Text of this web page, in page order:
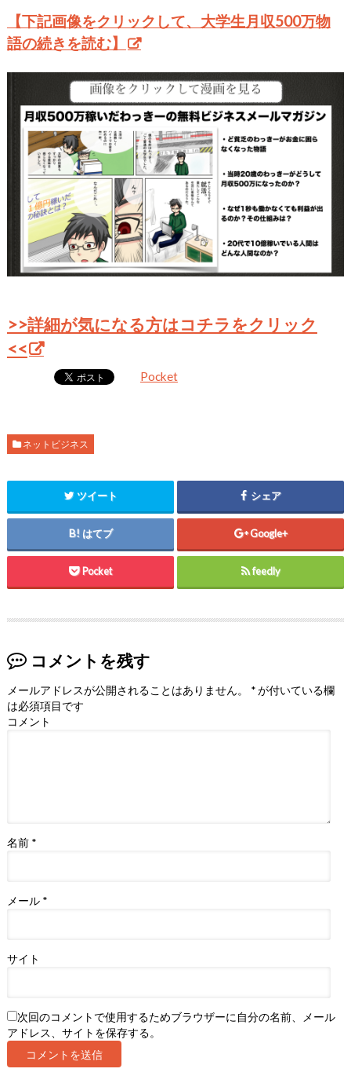
【下記画像をクリックして、大学生月収500万物
語の続きを読む】
>>詳細が気になる方はコチラをクリック
<<
Pocket
ネットビジネス
ツイート シェア
はてブ Google+
Pocket feedly
コメントを残す
メールアドレスが公開されることはありません。 *が付いている欄
は必須項目です
コメント
名前 *
メール *
サイト
次回のコメントで使用するためブラウザーに自分の名前、メール
アドレス、サイトを保存する。